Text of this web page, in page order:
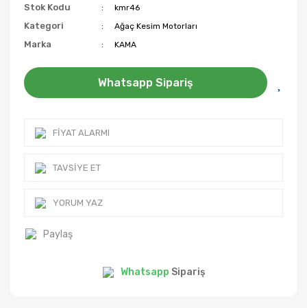
Stok Kodu kmr46
Kategori Ağaç Kesim Motorları
Marka KAMA
Whatsapp Sipariş
FIYAT ALARMI
TAVSIYE ET
YORUM YAZ
Paylaş
Whatsapp Sipariş